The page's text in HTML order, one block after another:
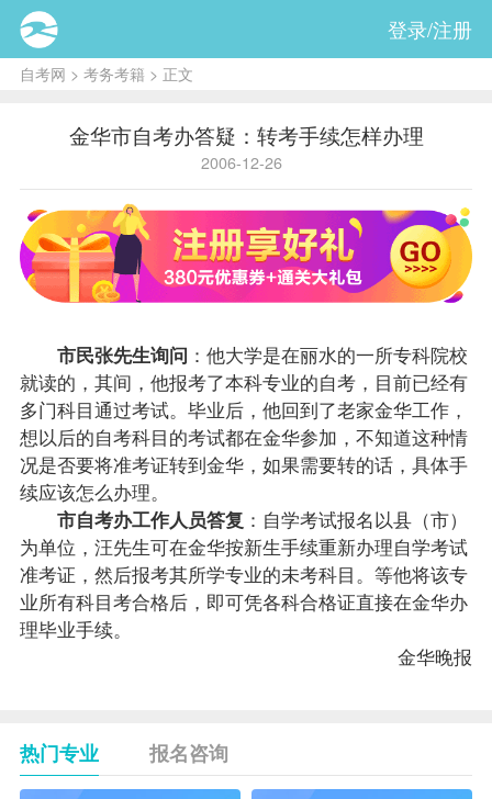
登录/注册
自考网 > 考务考籍 > 正文
金华市自考办答疑：转考手续怎样办理
2006-12-26
市民张先生询问 ：他大学是在丽水的一所专科院校
就读的，其间，他报考了本科专业的自考，目前已经有
多门科目通过考试。毕业后，他回到了老家金华工作，
想以后的自考科目的考试都在金华参加，不知道这种情
况是否要将准考证转到金华，如果需要转的话，具体手
续应该怎么办理。
市自考办工作人员答复 ：自学考试报名以县（市）
为单位，汪先生可在金华按新生手续重新办理自学考试
准考证，然后报考其所学专业的未考科目。等他将该专
业所有科目考合格后，即可凭各科合格证直接在金华办
理毕业手续。
金华晚报
热门专业 报名咨询